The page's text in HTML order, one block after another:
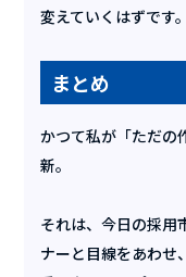
変えていくはずです。
まとめ
かつて私が「ただの
新。
それは、今日の採用
ナーと目線をあわせ